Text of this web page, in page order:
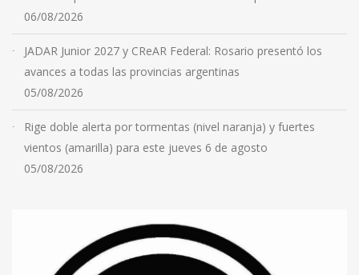
06/08/2026
JADAR Junior 2027 y CReAR Federal: Rosario presentó los
avances a todas las provincias argentinas
05/08/2026
Rige doble alerta por tormentas (nivel naranja) y fuertes
vientos (amarilla) para este jueves 6 de agosto
05/08/2026